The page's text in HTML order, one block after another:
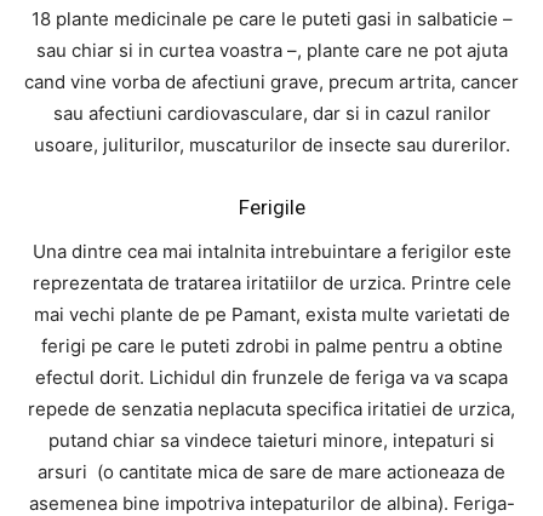
18 plante medicinale pe care le puteti gasi in salbaticie –
sau chiar si in curtea voastra –, plante care ne pot ajuta
cand vine vorba de afectiuni grave, precum artrita, cancer
sau afectiuni cardiovasculare, dar si in cazul ranilor
usoare, juliturilor, muscaturilor de insecte sau durerilor.
Ferigile
Una dintre cea mai intalnita intrebuintare a ferigilor este
reprezentata de tratarea iritatiilor de urzica. Printre cele
mai vechi plante de pe Pamant, exista multe varietati de
ferigi pe care le puteti zdrobi in palme pentru a obtine
efectul dorit. Lichidul din frunzele de feriga va va scapa
repede de senzatia neplacuta specifica iritatiei de urzica,
putand chiar sa vindece taieturi minore, intepaturi si
arsuri (o cantitate mica de sare de mare actioneaza de
asemenea bine impotriva intepaturilor de albina). Feriga-